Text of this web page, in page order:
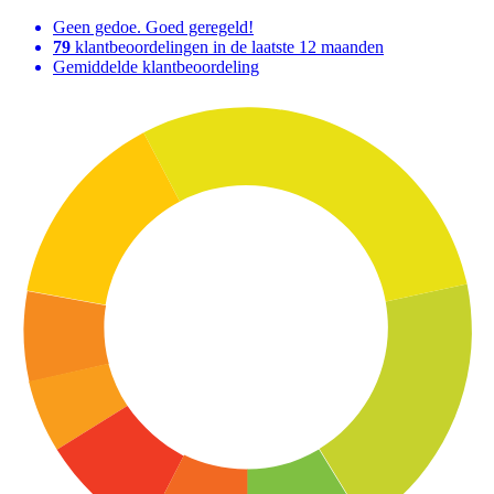
Geen gedoe. Goed geregeld!
79 klantbeoordelingen in de laatste 12 maanden
Gemiddelde klantbeoordeling